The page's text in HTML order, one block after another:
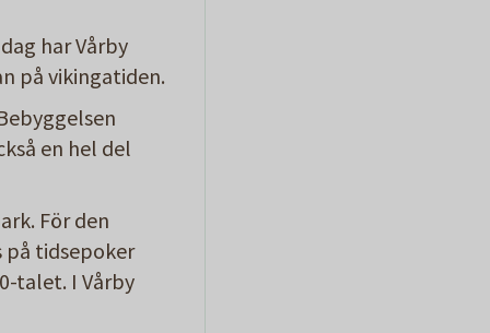
har Vårby
på vikingatiden.
en hel del
För den
på tidsepoker
talet. I Vårby